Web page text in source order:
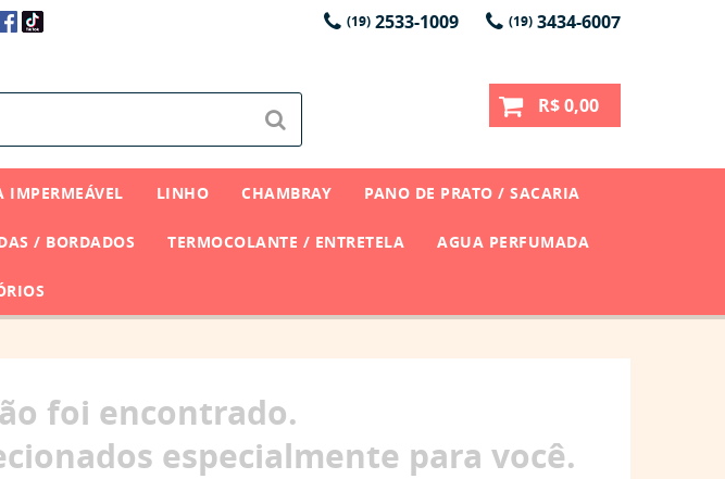
(19)2533-1009 (19)3434-6007
R$ 0,00
IMPERMEÁVEL LINHO CHAMBRAY PANO DE PRATO / SACARIA
/ BORDADOS TERMOCOLANTE / ENTRETELA AGUA PERFUMADA
foi encontrado.
especialmente para você.